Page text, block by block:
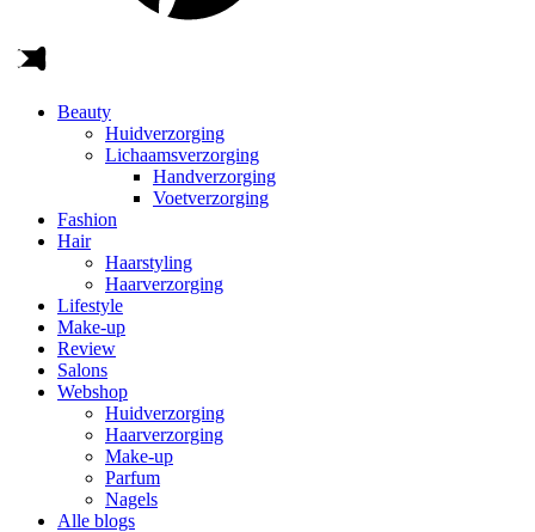
Beauty
Huidverzorging
Lichaamsverzorging
Handverzorging
Voetverzorging
Fashion
Hair
Haarstyling
Haarverzorging
Lifestyle
Make-up
Review
Salons
Webshop
Huidverzorging
Haarverzorging
Make-up
Parfum
Nagels
Alle blogs